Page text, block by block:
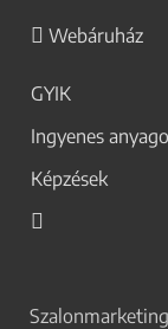
Webáruház
GYIK
Ingyenes
Képzések